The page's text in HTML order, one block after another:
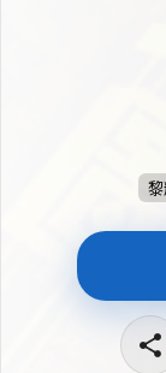
頭鬼、鵝頸橋神
鬧鬼片場、屋邨
（龔嘉欣飾）狙
人鬥氣鬥智鬥力
莊一臣